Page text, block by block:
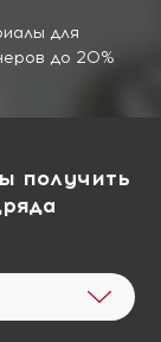
для
до 20%
получить